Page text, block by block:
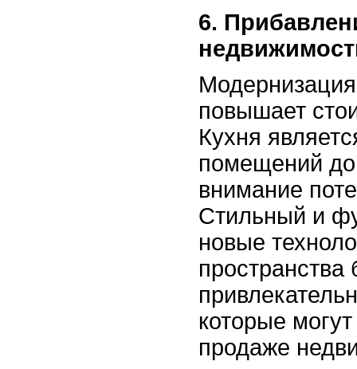
6.
повышает
Кухня
помещений
внимание
Стильный и
новые
пространства
которые
продаже